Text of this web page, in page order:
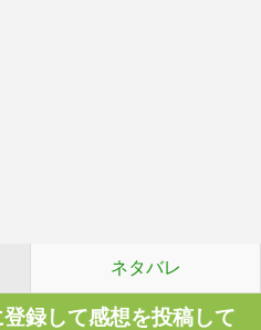
ネタバレ
録して感想を投稿して